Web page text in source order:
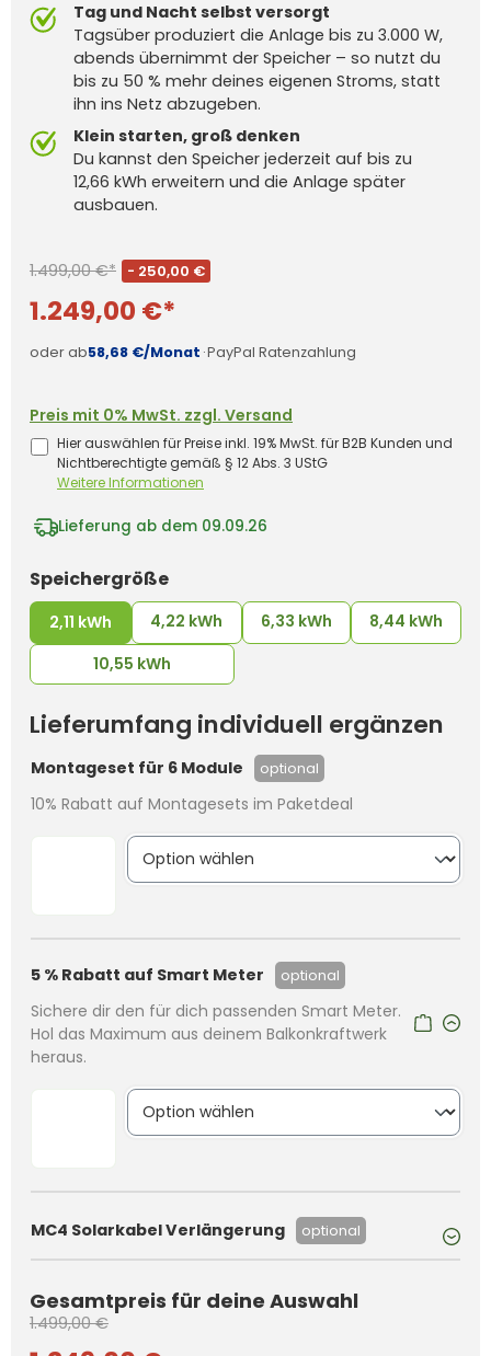
Tag und Nacht selbst versorgt
Tagsüber produziert die Anlage bis zu 3.000 W,
abends übernimmt der Speicher – so nutzt du
bis zu 50 % mehr deines eigenen Stroms, statt
ihn ins Netz abzugeben.
Klein starten, groß denken
Du kannst den Speicher jederzeit auf bis zu
12,66 kWh erweitern und die Anlage später
ausbauen.
1.499,00 €* - 250,00 €
1.249,00 €*
oder ab58,68 €/Monat ·PayPal Ratenzahlung
Preis mit 0% MwSt. zzgl. Versand
Hier auswählen für Preise inkl. 19% MwSt. für B2B Kunden und
Nichtberechtigte gemäß § 12 Abs. 3 UStG
Weitere Informationen
Lieferung ab dem 09.09.26
Speichergrößeauswählen
2,11 kWh 4,22 kWh 6,33 kWh
8,44 kWh
10,55 kWh
Lieferumfang individuell ergänzen
Montageset für 6 Module optional
10% Rabatt auf Montagesets im Paketdeal
5 % Rabatt auf Smart Meter optional
Sichere dir den für dich passenden Smart Meter.
Hol das Maximum aus deinem Balkonkraftwerk
heraus.
MC4 Solarkabel Verlängerung optional
Gesamtpreis für deine Auswahl
1.499,00 €